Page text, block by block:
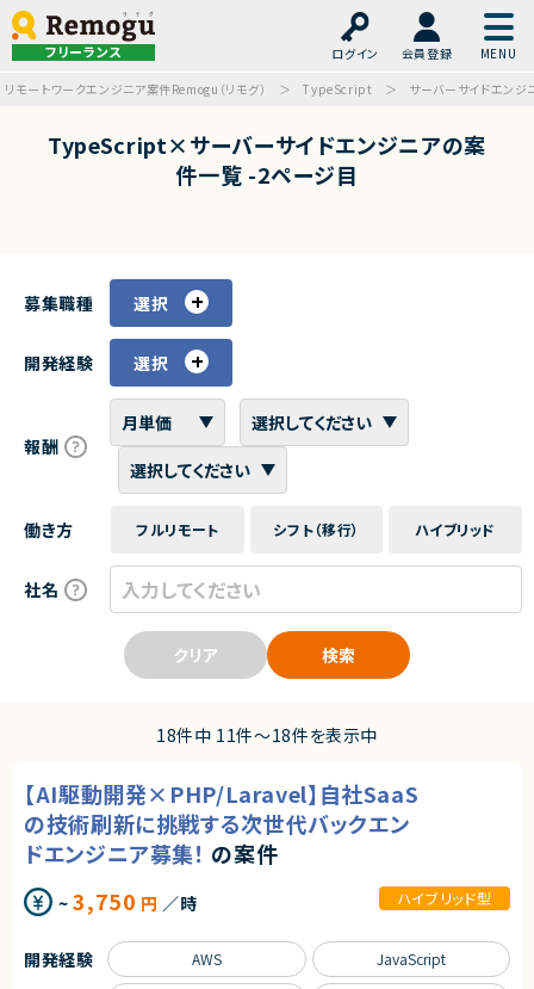
フリーランス ログイン
会員登録
リモートワークエンジニア案件Remogu（リモグ）
TypeScript サーバーサイドエンジ
TypeScript×サーバーサイドエンジニアの案
件一覧 -2ページ目
募集職種 選択
開発経験 選択
報酬
働き方 フルリモート シフト（移行） ハイブリッド
社名
クリア 検索
18件中 11件〜18件を表示中
【AI駆動開発×PHP/Laravel】自社SaaS
の技術刷新に挑戦する次世代バックエン
ドエンジニア募集！ の案件
~3,750 円 ／時 ハイブリッド型
開発経験 AWS JavaScript